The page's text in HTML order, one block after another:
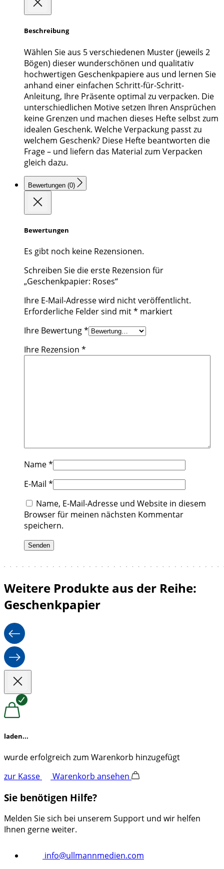
Beschreibung
Wählen Sie aus 5 verschiedenen Muster (jeweils 2
Bögen) dieser wunderschönen und qualitativ
hochwertigen Geschenkpapiere aus und lernen Sie
anhand einer einfachen Schritt-für-Schritt-
Anleitung, Ihre Präsente optimal zu verpacken. Die
unterschiedlichen Motive setzen Ihren Ansprüchen
keine Grenzen und machen dieses Hefte selbst zum
idealen Geschenk. Welche Verpackung passt zu
welchem Geschenk? Diese Hefte beantworten die
Frage – und liefern das Material zum Verpacken
gleich dazu.
Bewertungen (0)
Bewertungen
Es gibt noch keine Rezensionen.
Schreiben Sie die erste Rezension für
„Geschenkpapier: Roses“
Ihre E-Mail-Adresse wird nicht veröffentlicht.
Erforderliche Felder sind mit* markiert
Ihre Bewertung*
Ihre Rezension *
Name*
E-Mail *
Name, E-Mail-Adresse und Website in diesem
Browser für meinen nächsten Kommentar
speichern.
Weitere Produkte aus der Reihe:
Geschenkpapier
laden...
wurde erfolgreich zum Warenkorb hinzugefügt
zur Kasse
Warenkorb ansehen
Sie benötigen Hilfe?
Melden Sie sich bei unserem Support und wir helfen
Ihnen gerne weiter.
info@ullmannmedien.com